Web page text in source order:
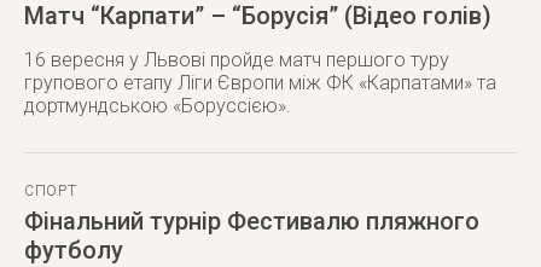
Матч “Карпати” – “Борусія” (Відео голів)
16 вересня у Львові пройде матч першого туру
групового етапу Ліги Європи між ФК «Карпатами» та
дортмундською «Боруссією».
СПОРТ
Фінальний турнір Фестивалю пляжного
футболу